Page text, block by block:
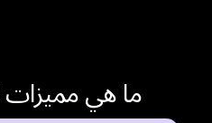
ما هي مميزات